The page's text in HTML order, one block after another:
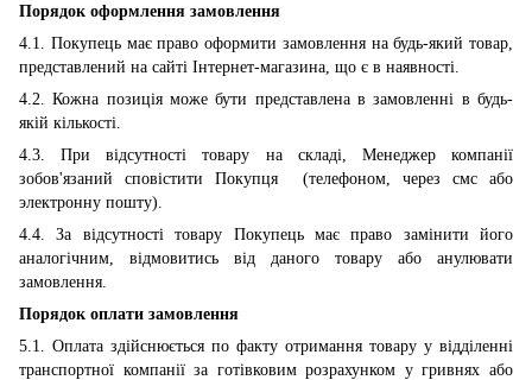
Порядок оформлення замовлення
4.1. Покупець має право оформити замовлення на будь-який товар,
представлений на сайті Інтернет-магазина, що є в наявності.
4.2. Кожна позиція може бути представлена в замовленні в будь-
якій кількості.
4.3. При відсутності товару на складі, Менеджер компанії
зобов'язаний сповістити Покупця (телефоном, через смс або
электронну пошту).
4.4. За відсутності товару Покупець має право замінити його
аналогічним, відмовитись від даного товару або анулювати
замовлення.
Порядок оплати замовлення
5.1. Оплата здійснюється по факту отримання товару у відділенні
транспортної компанії за готівковим розрахунком у гривнях або